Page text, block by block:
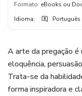
Formato: eBooks ou
Idioma: Português
A arte da pregação é
eloquência,
Trata-se da
forma inspiradora e